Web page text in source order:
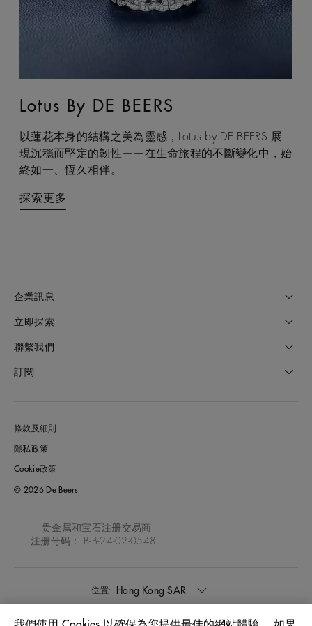
Lotus By DE BEERS
以蓮花本身的結構之美為靈感，Lotus by DE BEERS 展
現沉穩而堅定的韌性——在生命旅程的不斷變化中，始
終如一、恆久相伴。
探索更多
Talisman
Talisman 系列巧妙融合鑽石原石與拋光鑽石的獨特感官
互動，體現了大地令人著迷的力量，成為代表守護和雙
重能量的現代象徵。
探索更多
企業訊息
立即探索
聯繫我們
訂閱
條款及細則
隱私政策
Cookie政策
© 2026 De Beers
贵金属和宝石注册交易商
注册号码： B-B-24-02-05481
位置: Hong Kong SAR